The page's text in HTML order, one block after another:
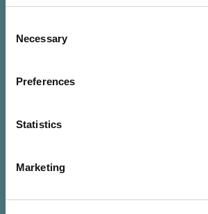
Selection
Necessary
Preferences
Statistics
Marketing
Nincs találat a
megadott
szűrésre